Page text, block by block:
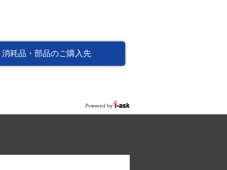
消耗品・部品のご購入先